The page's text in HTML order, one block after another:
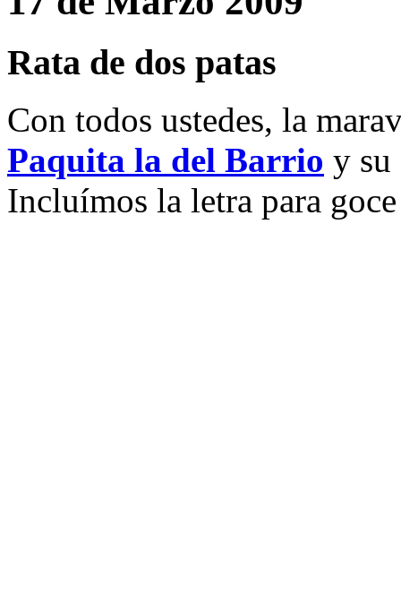
Rata de dos patas
Con todos ustedes, la
Paquita la del Barrio y
Incluímos la letra para